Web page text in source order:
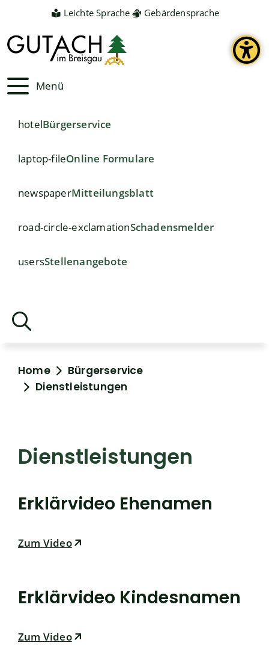
Leichte Sprache Gebärdensprache
Menü
hotelBürgerservice
laptop-fileOnline Formulare
newspaperMitteilungsblatt
road-circle-exclamationSchadensmelder
usersStellenangebote
Home
Bürgerservice
Dienstleistungen
Dienstleistungen
Erklärvideo Ehenamen
Zum Video
Erklärvideo Kindesnamen
Zum Video